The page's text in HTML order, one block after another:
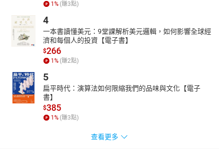
1 % (賺3點)
4
一本書讀懂美元：9堂課解析美元邏輯，如何影響全球經
濟和每個人的投資【電子書】
$266
1 % (賺2點)
5
扁平時代：演算法如何限縮我們的品味與文化【電子
書】
$385
1 % (賺3點)
查看更多